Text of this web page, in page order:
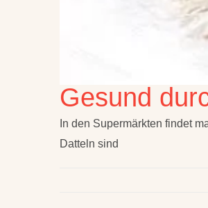
Gesund
In den Supermärkten findet
Datteln sind